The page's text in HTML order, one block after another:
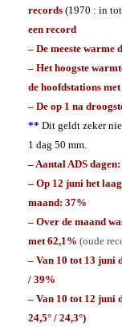
records (1970 : in
een record
– De meeste warme
– Het hoogste
de hoofdstations met
– De op 1 na
** Dit geldt zeker
1 dag 50 mm.
– Aantal ADS dagen:
– Op 12 juni het
maand: 37%
– Over de maand
met 62,1% (oude
– Van 10 tot 13 juni
/ 39%
– Van 10 tot 12 juni
24,5° / 24,3°)